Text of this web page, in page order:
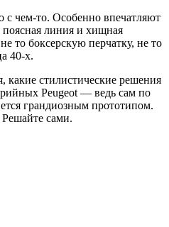
с чем-то. Особенно впечатляют
линия и хищная
то боксерскую перчатку, не то
40-х.
какие стилистические решения
Peugeot — ведь сам по
грандиозным прототипом.
сами.